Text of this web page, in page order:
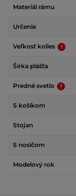
Materiál rámu
Určenie
Veľkosť kolies
Šírka plášťa
Predné svetlo
S košíkom
Stojan
S nosičom
Modelový rok